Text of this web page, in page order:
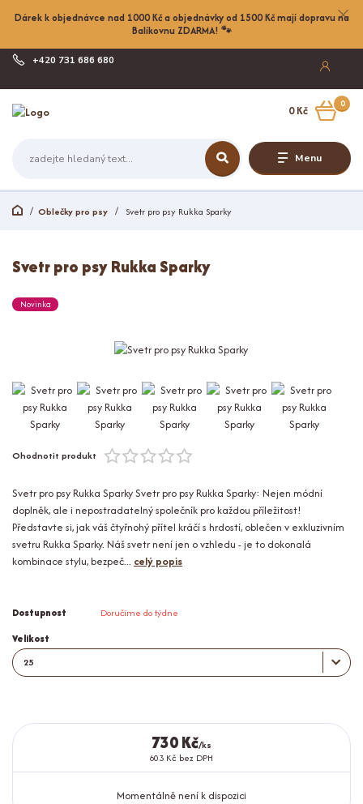
Dárek k objednávce nad 1000 Kč a objednávky od 1500 Kč mají dopravu na
Balíkovnu ZDARMA! 🐾
Menu
+420 731 686 680
0
0 Kč
Oblečky pro psy Svetr pro psy Rukka Sparky
Svetr pro psy Rukka Sparky
Novinka
Ohodnotit produkt
Svetr pro psy Rukka Sparky Svetr pro psy Rukka Sparky: Nejen módní
doplněk, ale i nepostradatelný společník pro každou příležitost!
Představte si, jak váš čtyřnohý přítel kráčí s hrdostí, oblečen v exkluzivním
svetru Rukka Sparky. Náš svetr není jen o vzhledu - je to dokonalá
kombinace stylu, bezpeč... celý popis
Dostupnost Doručíme do týdne
Velikost
730 Kč/ks
603 Kč bez DPH
Momentálně není k dispozici